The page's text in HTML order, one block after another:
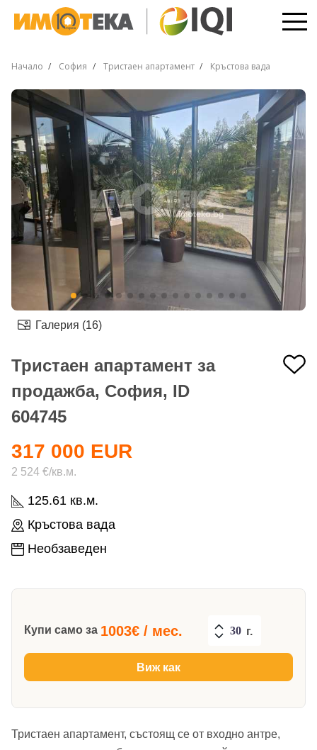
Начало София Тристаен апартамент Кръстова вада
Галерия (16)
Тристаен апартамент за
продажба, София, ID
604745
125.61 кв.м.
Кръстова вада
Необзаведен
317 000 EUR
2 524 €/кв.м.
Купи само за 1003€ / мес. г.
Виж как
Тристаен апартамент, състоящ се от входно антре,